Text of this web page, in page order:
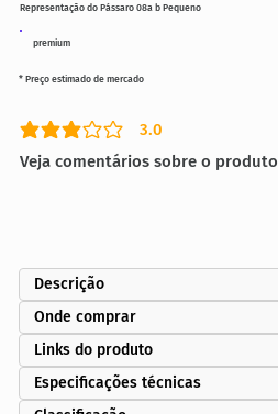
premium
Representação do Pássaro 08a b Pequeno
3.0
classificação média é 3 de 5
Veja comentários sobre o produto
* Preço estimado de mercado
Descrição
Onde comprar
Links do produto
Especificações técnicas